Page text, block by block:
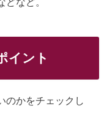
イント
のかをチェックし